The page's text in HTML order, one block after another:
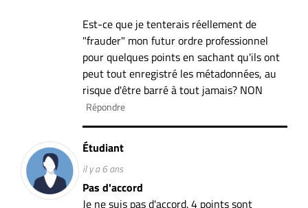
Est-ce que je tenterais réellement de
"frauder" mon futur ordre professionnel
pour quelques points en sachant qu'ils ont
peut tout enregistré les métadonnées, au
risque d'être barré à tout jamais? NON
Répondre
Étudiant
il y a 6 ans
Pas d'accord
Je ne suis pas d'accord. 4 points sont